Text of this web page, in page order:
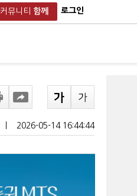
커뮤니티 함께 로그인
2026-05-14 16:44:44